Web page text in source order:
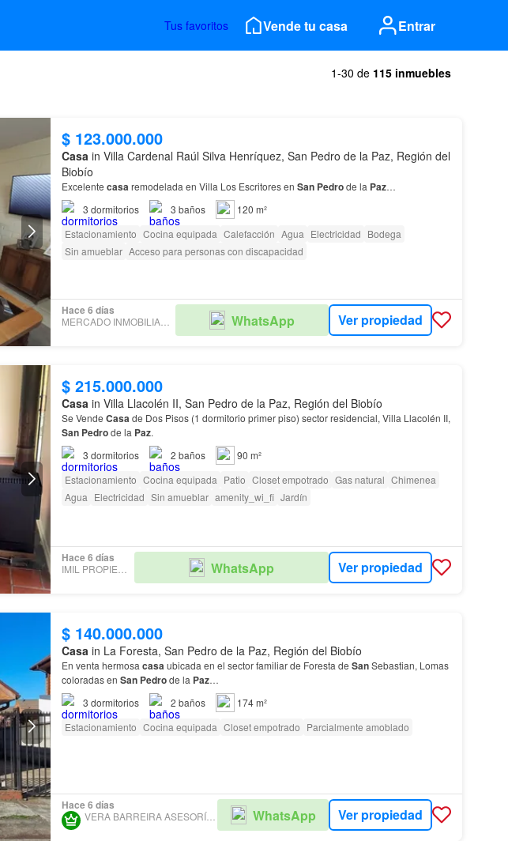
Tus favoritos Vende tu casa Entrar
1-30 de 115 inmuebles
$ 123.000.000
Casain Villa Cardenal Raúl Silva Henríquez, San Pedro de la Paz, Región del
Biobío
Excelente casaremodelada en Villa Los Escritores en San Pedrode la Paz…
3 dormitorios 3 baños
120 m²
Estacionamiento Cocina equipada Calefacción Agua Electricidad Bodega
Sin amueblar Acceso para personas con discapacidad
Hace 6 días
MERCADO INMOBILIARIO CHILE.CL WhatsApp Ver propiedad
$ 215.000.000
Casa in Villa Llacolén II, San Pedro de la Paz, Región del Biobío
Se Vende Casade Dos Pisos (1 dormitorio primer piso) sector residencial, Villa Llacolén II,
San Pedrode la Paz.
3 dormitorios 2 baños
90 m²
Estacionamiento Cocina equipada Patio Closet empotrado Gas natural Chimenea
Agua Electricidad Sin amueblar amenity_wi_fi Jardín
Hace 6 días
IMIL PROPIEDADES WhatsApp Ver propiedad
$ 140.000.000
Casa in La Foresta, San Pedro de la Paz, Región del Biobío
En venta hermosa casa ubicada en el sector familiar de Foresta de SanSebastian, Lomas
coloradas en San Pedrode la Paz…
3 dormitorios 2 baños
174 m²
Estacionamiento Cocina equipada Closet empotrado Parcialmente amoblado
Hace 6 días
VERA BARREIRA ASESORÍA Y GESTIÓN INMOBILIARIA WhatsApp Ver propiedad